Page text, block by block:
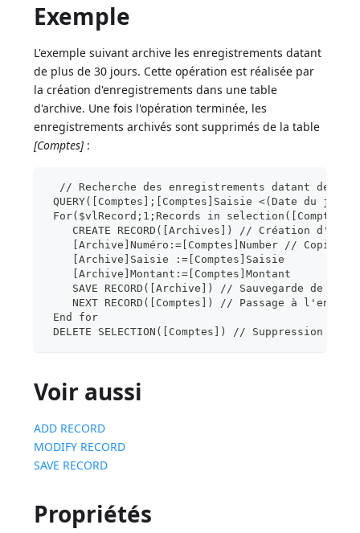
Exemple
L'exemple suivant archive les enregistrements datant
de plus de 30 jours. Cette opération est réalisée par
la création d'enregistrements dans une table
d'archive. Une fois l'opération terminée, les
enregistrements archivés sont supprimés de la table
[Comptes]:
// Recherche des enregistrements datant de
QUERY([Comptes];[Comptes]Saisie <(Date du jour
For($vlRecord;1;Records in
CREATE RECORD([Archives]) // Création d'un
[Archive]Numéro:=[Comptes]Number // Copie
[Archive]Saisie :=[Comptes]Saisie
[Archive]Montant:=[Comptes]Montant
SAVE RECORD([Archive]) // Sauvegarde de
NEXT RECORD([Comptes]) // Passage à
End for
DELETE SELECTION([Comptes]) // Suppression
Voir aussi
ADD RECORD
MODIFY RECORD
SAVE RECORD
Propriétés